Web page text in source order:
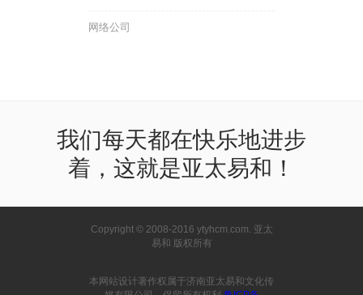
网络公司
我们每天都在快乐地进步
着，这就是亚太易和！
Copyright © 2008-2016 ytyhcm.com. 亚太
易和 版权所有
本网站设计著作权属于济南亚太易和文化传